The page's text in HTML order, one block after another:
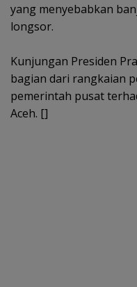
yang menyebabkan
longsor.
‎Kunjungan Presiden
bagian dari rangkaian
pemerintah pusat
Aceh. []